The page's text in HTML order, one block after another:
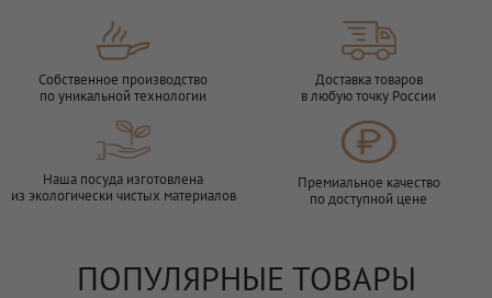
Собственное производство
по уникальной технологии
Доставка товаров
в любую точку России
Наша посуда изготовлена
из экологически чистых материалов
Премиальное качество
по доступной цене
ПОПУЛЯРНЫЕ ТОВАРЫ